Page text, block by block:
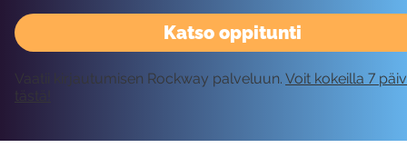
Katso oppitunti
Vaatii kirjautumisen Rockway palveluun. Voit kokeilla 7
tästä!